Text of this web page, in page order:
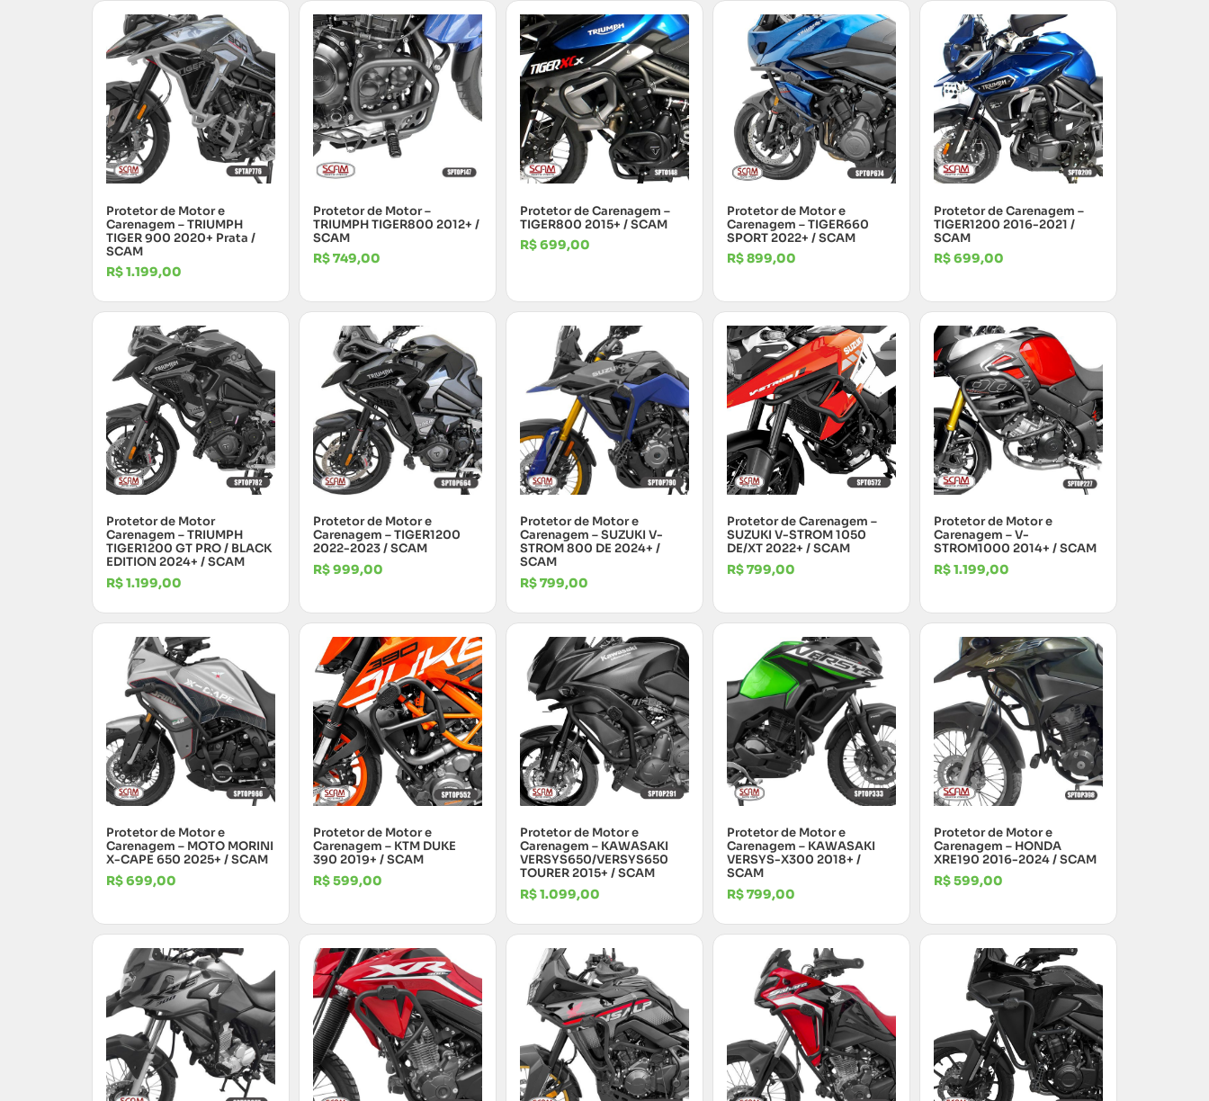
Protetor de Motor e
Carenagem – TRIUMPH
TIGER 900 2020+ Prata /
SCAM
R$1.199,00
Protetor de Motor –
TRIUMPH TIGER800 2012+ /
SCAM
R$749,00
Protetor de Carenagem –
TIGER800 2015+ / SCAM
R$699,00
Protetor de Motor e
Carenagem – TIGER660
SPORT 2022+ / SCAM
R$899,00
Protetor de Carenagem –
TIGER1200 2016-2021 /
SCAM
R$699,00
Protetor de Motor
Carenagem – TRIUMPH
TIGER1200 GT PRO / BLACK
EDITION 2024+ / SCAM
R$1.199,00
Protetor de Motor e
Carenagem – TIGER1200
2022-2023 / SCAM
R$999,00
Protetor de Motor e
Carenagem – SUZUKI V-
STROM 800 DE 2024+ /
SCAM
R$799,00
Protetor de Carenagem –
SUZUKI V-STROM 1050
DE/XT 2022+ / SCAM
R$799,00
Protetor de Motor e
Carenagem – V-
STROM1000 2014+ / SCAM
R$1.199,00
Protetor de Motor e
Carenagem – MOTO MORINI
X-CAPE 650 2025+ / SCAM
R$699,00
Protetor de Motor e
Carenagem – KTM DUKE
390 2019+ / SCAM
R$599,00
Protetor de Motor e
Carenagem – KAWASAKI
VERSYS650/VERSYS650
TOURER 2015+ / SCAM
R$1.099,00
Protetor de Motor e
Carenagem – KAWASAKI
VERSYS-X300 2018+ /
SCAM
R$799,00
Protetor de Motor e
Carenagem – HONDA
XRE190 2016-2024 / SCAM
R$599,00